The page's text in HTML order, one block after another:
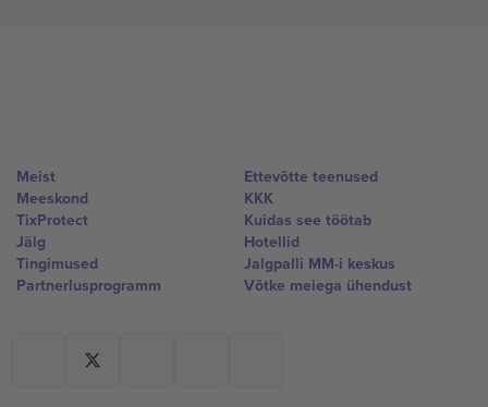
Meist
Meeskond
TixProtect
Jälg
Tingimused
Partnerlusprogramm
Ettevõtte teenused
KKK
Kuidas see töötab
Hotellid
Jalgpalli MM-i keskus
Võtke meiega ühendust